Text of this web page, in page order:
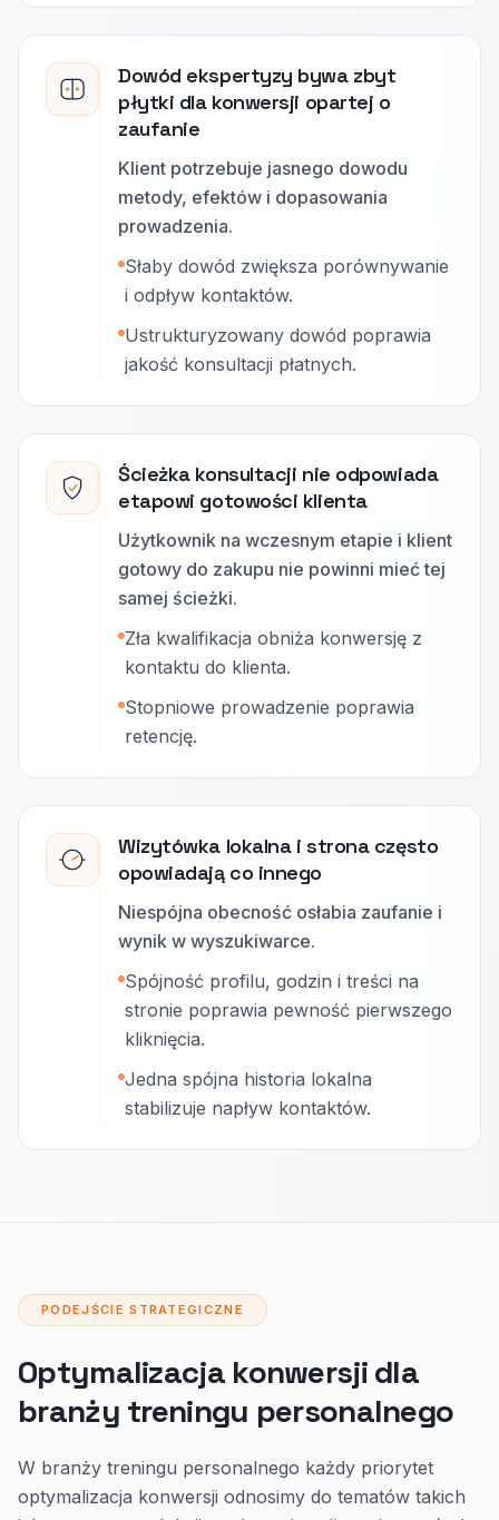
Dowód ekspertyzy bywa zbyt
płytki dla konwersji opartej o
zaufanie
Klient potrzebuje jasnego dowodu
metody, efektów i dopasowania
prowadzenia.
Słaby dowód zwiększa porównywanie
i odpływ kontaktów.
Ustrukturyzowany dowód poprawia
jakość konsultacji płatnych.
Ścieżka konsultacji nie odpowiada
etapowi gotowości klienta
Użytkownik na wczesnym etapie i klient
gotowy do zakupu nie powinni mieć tej
samej ścieżki.
Zła kwalifikacja obniża konwersję z
kontaktu do klienta.
Stopniowe prowadzenie poprawia
retencję.
Wizytówka lokalna i strona często
opowiadają co innego
Niespójna obecność osłabia zaufanie i
wynik w wyszukiwarce.
Spójność profilu, godzin i treści na
stronie poprawia pewność pierwszego
kliknięcia.
Jedna spójna historia lokalna
stabilizuje napływ kontaktów.
PODEJŚCIE STRATEGICZNE
Optymalizacja konwersji dla
branży treningu personalnego
W branży treningu personalnego każdy priorytet
optymalizacja konwersji odnosimy do tematów takich